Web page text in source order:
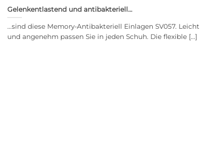
Gelenkentlastend und antibakteriell…
…sind diese Memory-Antibakteriell Einlagen SV057. Leicht
und angenehm passen Sie in jeden Schuh. Die flexible [...]